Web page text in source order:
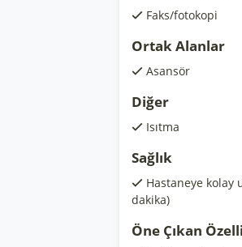
Faks/fotokopi
Ortak Alanlar
Asansör
Diğer
Isıtma
Sağlık
Hastaneye kolay
dakika)
Öne Çıkan